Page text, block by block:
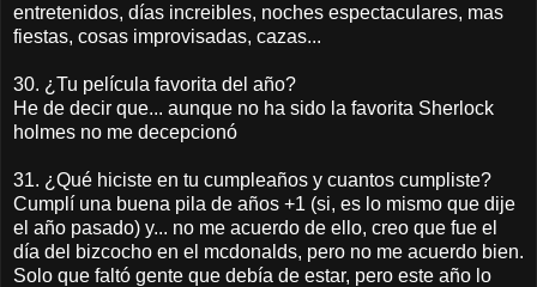
entretenidos, días increibles, noches espectaculares, mas
fiestas, cosas improvisadas, cazas...
30. ¿Tu película favorita del año?
He de decir que... aunque no ha sido la favorita Sherlock
holmes no me decepcionó
31. ¿Qué hiciste en tu cumpleaños y cuantos cumpliste?
Cumplí una buena pila de años +1 (si, es lo mismo que dije
el año pasado) y... no me acuerdo de ello, creo que fue el
día del bizcocho en el mcdonalds, pero no me acuerdo bien.
Solo que faltó gente que debía de estar, pero este año lo